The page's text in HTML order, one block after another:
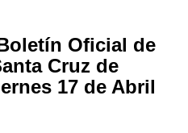
Oficial de
Cruz de
17 de Abril